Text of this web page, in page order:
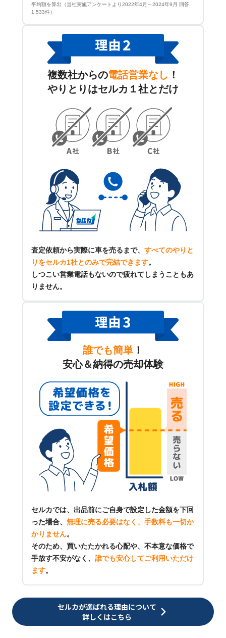
平均額を算出（当社実施アンケートより2022年4月～2024年9月 回答
1,533件）
複数社からの電話営業なし ！
やりとりはセルカ１社とだけ
査定依頼から実際に車を売るまで、 すべてのやりと
りをセルカ1社とのみで完結できます。
しつこい営業電話もないので疲れてしまうこともあ
りません。
誰でも簡単 ！
安心＆納得の売却体験
セルカでは、出品前にご自身で設定した金額を下回
った場合、 無理に売る必要はなく、手数料も一切か
かりません。
そのため、買いたたかれる心配や、不本意な価格で
手放す不安がなく、 誰でも安心してご利用いただけ
ます。
セルカが選ばれる理由について
詳しくはこちら